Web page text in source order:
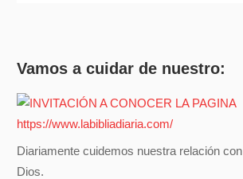
Vamos a cuidar de nuestro:
Diariamente cuidemos nuestra relación con
Dios.